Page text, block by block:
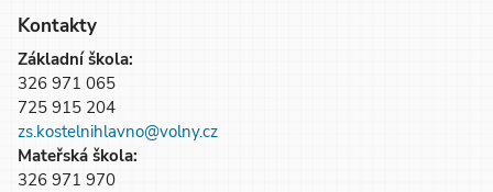
Kontakty
Základní škola:
326 971 065
725 915 204
zs.kostelnihlavno@volny.cz
Mateřská škola:
326 971 970